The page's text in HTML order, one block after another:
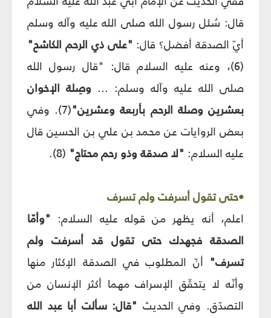
قال: سُئل رسول الله صلى الله عليه وآله وسلم
أيّ الصدقة أفضل؟ قال: "على ذي الرحم الكاشح"
(6)، وعنه عليه السلام قال: "قال رسول الله
صلى الله عليه وآله وسلم: ... وصِلة الإخوان
بعشرين وصلة الرحم بأربعة وعشرين"
(7). وفي
بعض الروايات عن محمد بن علي بن الحسين قال
عليه السلام: "لا صدقة وذو رحم محتاج" (8).
•حتى تقول أسرفت ولم تسرف
اعلم، أنه يظهر من قوله عليه السلام: "وأمّا
الصدقة فجهدك حتى تقول قد أسرفت ولم
تسرف" أنّ المطلوب في الصدقة الإكثار منها
وأنّه لا يتحقّق الإسراف مهما أكثر الإنسان من
التصدّق. وفي الحديث "قال: سألت أبا عبد الله